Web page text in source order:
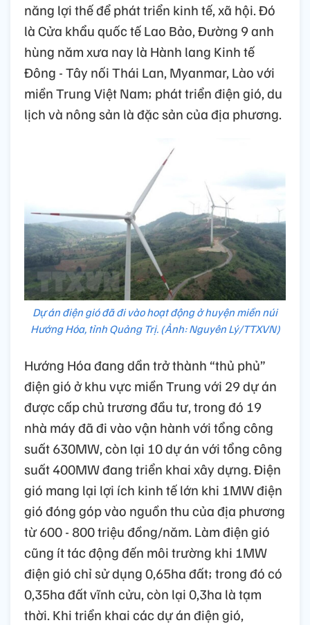
năng lợi thế để phát triển kinh tế, xã hội. Đó
là Cửa khẩu quốc tế Lao Bảo, Đường 9 anh
hùng năm xưa nay là Hành lang Kinh tế
Đông - Tây nối Thái Lan, Myanmar, Lào với
miền Trung Việt Nam; phát triển điện gió, du
lịch và nông sản là đặc sản của địa phương.
Dự án điện gió đã đi vào hoạt động ở huyện miền núi
Hướng Hóa, tỉnh Quảng Trị. (Ảnh: Nguyên Lý/TTXVN)
Hướng Hóa đang dần trở thành “thủ phủ”
điện gió ở khu vực miền Trung với 29 dự án
được cấp chủ trương đầu tư, trong đó 19
nhà máy đã đi vào vận hành với tổng công
suất 630MW, còn lại 10 dự án với tổng công
suất 400MW đang triển khai xây dựng. Điện
gió mang lại lợi ích kinh tế lớn khi 1MW điện
gió đóng góp vào nguồn thu của địa phương
từ 600 - 800 triệu đồng/năm. Làm điện gió
cũng ít tác động đến môi trường khi 1MW
điện gió chỉ sử dụng 0,65ha đất; trong đó có
0,35ha đất vĩnh cửu, còn lại 0,3ha là tạm
thời. Khi triển khai các dự án điện gió,